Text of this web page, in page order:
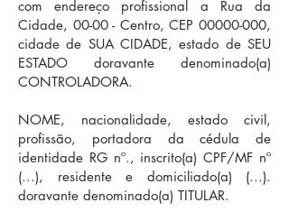
com endereço profissional a Rua da
Cidade, 00-00 - Centro, CEP 00000-000,
cidade de SUA CIDADE, estado de SEU
ESTADO doravante denominado(a)
CONTROLADORA.
NOME, nacionalidade, estado civil,
profissão, portadora da cédula de
identidade RG nº., inscrito(a) CPF/MF nº
(...), residente e domiciliado(a) (...).
doravante denominado(a) TITULAR.